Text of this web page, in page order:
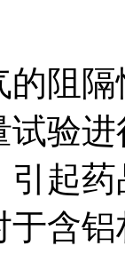
的阻
验
引起
含铝